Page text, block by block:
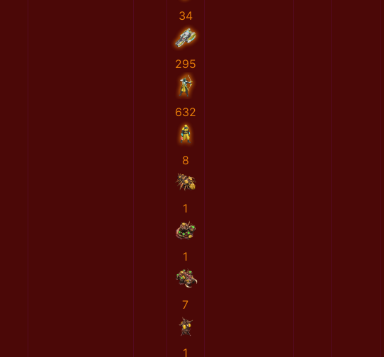
34
295
632
8
1
1
7
1